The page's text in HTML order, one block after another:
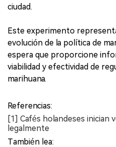
ciudad.
Este experimento
evolución de la política de
espera que proporcione
viabilidad y efectividad de
marihuana.
Referencias:
[1] Cafés holandeses inician
legalmente
También lea: